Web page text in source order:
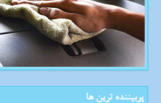
پربیننده ترین ها